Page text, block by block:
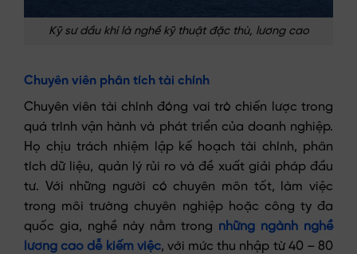
Kỹ sư dầu khí là nghề kỹ thuật đặc thù, lương cao
Chuyên viên phân tích tài chính
Chuyên viên tài chính đóng vai trò chiến lược trong
quá trình vận hành và phát triển của doanh nghiệp.
Họ chịu trách nhiệm lập kế hoạch tài chính, phân
tích dữ liệu, quản lý rủi ro và đề xuất giải pháp đầu
tư. Với những người có chuyên môn tốt, làm việc
trong môi trường chuyên nghiệp hoặc công ty đa
quốc gia, nghề này nằm trong những ngành nghề
lương cao dễ kiếm việc, với mức thu nhập từ 40 – 80